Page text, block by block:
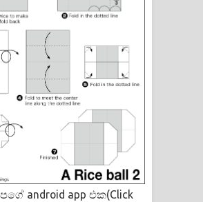
මාව ගීතයේ පද පෙළ
NEENA Song Lyrics - නීනා ගීතයේ පද
පෙළ
android app එක(Click